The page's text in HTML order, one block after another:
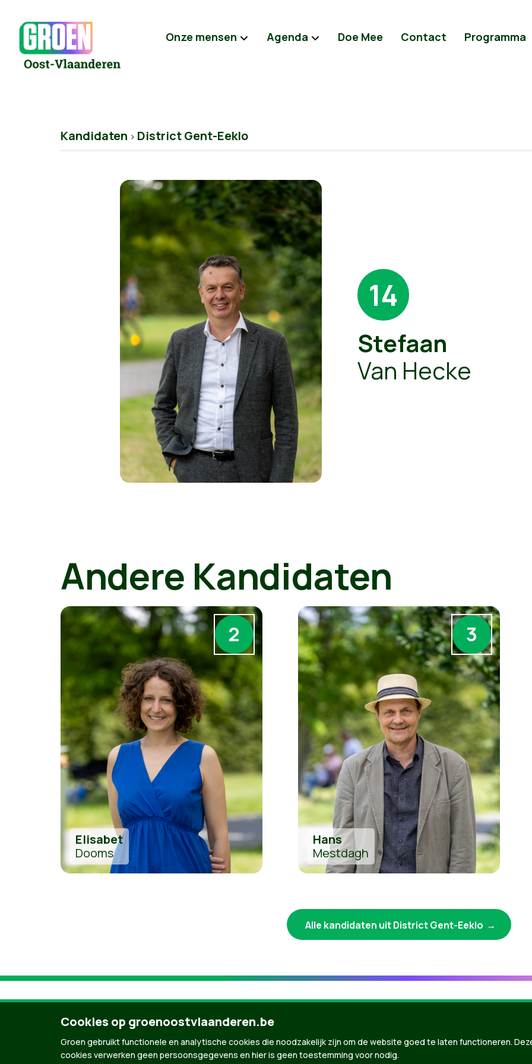
Onze mensen Agenda Doe Mee Contact Programma
Kandidaten > District Gent-Eeklo
14
Stefaan
Van Hecke
Andere Kandidaten
2
Elisabet
Dooms
3
Hans
Mestdagh
Alle kandidaten uit District Gent-Eeklo
Cookies op groenoostvlaanderen.be
Groen gebruikt functionele en analytische cookies die noodzakelijk zijn om de website goed te laten functioneren.
cookies verwerken geen persoonsgegevens en hier is geen toestemming voor nodig.